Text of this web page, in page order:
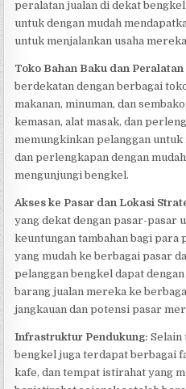
peralatan jualan di dekat
untuk dengan mudah
untuk menjalankan usaha
Toko Bahan Baku dan Peralatan
berdekatan dengan berbagai
makanan, minuman, dan
kemasan, alat masak, dan
memungkinkan pelanggan
dan perlengkapan dengan
mengunjungi bengkel.
Akses ke Pasar dan Lokasi
yang dekat dengan pasar-pasar
keuntungan tambahan bagi para
yang mudah ke berbagai pasar
pelanggan bengkel dapat
barang jualan mereka ke
jangkauan dan potensi pasar
Infrastruktur Pendukung: Selain
bengkel juga terdapat berbagai
kafe, dan tempat istirahat yang